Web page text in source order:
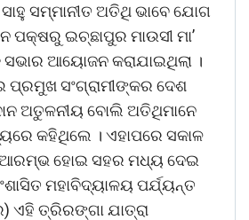
ସମ୍ମାନୀତ ଅତିଥି ଭାବେ ଯୋଗ
ପକ୍ଷରୁ ଇଚ୍ଛାପୁର ମାଉସୀ ମା’
ଆୟୋଜନ କରାଯାଇଥିଲା ।
ପ୍ରମୁଖ ସଂଗ୍ରାମୀଙ୍କର ଦେଶ
ଅତୁଳନୀୟ ବୋଲି ଅତିଥିମାନେ
କହିଥିଲେ । ଏହାପରେ ସକାଳ
ଆରମ୍ଭ ହୋଇ ସହର ମଧ୍ୟ ଦେଇ
ମହାବିଦ୍ୟାଳୟ ପର୍ଯ୍ୟନ୍ତ
ଏହି ତ୍ରିରଙ୍ଗା ଯାତ୍ରା